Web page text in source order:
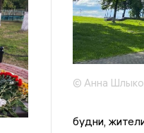
© Анна
будни,